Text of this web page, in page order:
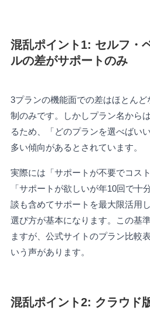
混乱ポイント1: セルフ・
ルの差がサポートのみ
3プランの機能面での差はほとん
制のみです。しかしプラン名から
るため、「どのプランを選べばい
多い傾向があるとされています。
実際には「サポートが不要でコス
「サポートが欲しいが年10回で
談も含めてサポートを最大限活用
選び方が基本になります。この基
ますが、公式サイトのプラン比較
いう声があります。
混乱ポイント2: クラウド